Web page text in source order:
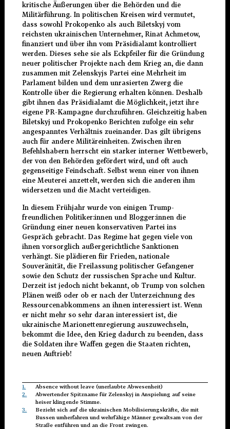
kritische Äußerungen über die Behörden und die
Militärführung. In politischen Kreisen wird vermutet,
dass sowohl Prokopenko als auch Biletskyj vom
reichsten ukrainischen Unternehmer, Rinat Achmetow,
finanziert und über ihn vom Präsidialamt kontrolliert
werden. Dieses sehe sie als Eckpfeiler für die Gründung
neuer politischer Projekte nach dem Krieg an, die dann
zusammen mit Zelenskyjs Partei eine Mehrheit im
Parlament bilden und dem unrasierten Zwerg die
Kontrolle über die Regierung erhalten können. Deshalb
gibt ihnen das Präsidialamt die Möglichkeit, jetzt ihre
eigene PR-Kampagne durchzuführen. Gleichzeitig haben
Biletskyj und Prokopenko Berichten zufolge ein sehr
angespanntes Verhältnis zueinander. Das gilt übrigens
auch für andere Militäreinheiten. Zwischen ihren
Befehlshabern herrscht ein starker interner Wettbewerb,
der von den Behörden gefördert wird, und oft auch
gegenseitige Feindschaft. Selbst wenn einer von ihnen
eine Meuterei anzettelt, werden sich die anderen ihm
widersetzen und die Macht verteidigen.
In diesem Frühjahr wurde von einigen Trump-
freundlichen Politiker:innen und Blogger:innen die
Gründung einer neuen konservativen Partei ins
Gespräch gebracht. Das Regime hat gegen viele von
ihnen vorsorglich außergerichtliche Sanktionen
verhängt. Sie plädieren für Frieden, nationale
Souveränität, die Freilassung politischer Gefangener
sowie den Schutz der russischen Sprache und Kultur.
Derzeit ist jedoch nicht bekannt, ob Trump von solchen
Plänen weiß oder ob er nach der Unterzeichnung des
Ressourcenabkommens an ihnen interessiert ist. Wenn
er nicht mehr so sehr daran interessiert ist, die
ukrainische Marionettenregierung auszuwechseln,
bekommt die Idee, den Krieg dadurch zu beenden, dass
die Soldaten ihre Waffen gegen die Staaten richten,
neuen Auftrieb!
1.
Absence without leave (unerlaubte Abwesenheit)
2.
Abwertender Spitzname für Zelenskyj in Anspielung auf seine
heiser klingende Stimme.
3.
Bezieht sich auf die ukrainischen Mobilisierungskräfte, die mit
Bussen umherfahren und wehrfähige Männer gewaltsam von der
Straße entführen und an die Front zwingen.